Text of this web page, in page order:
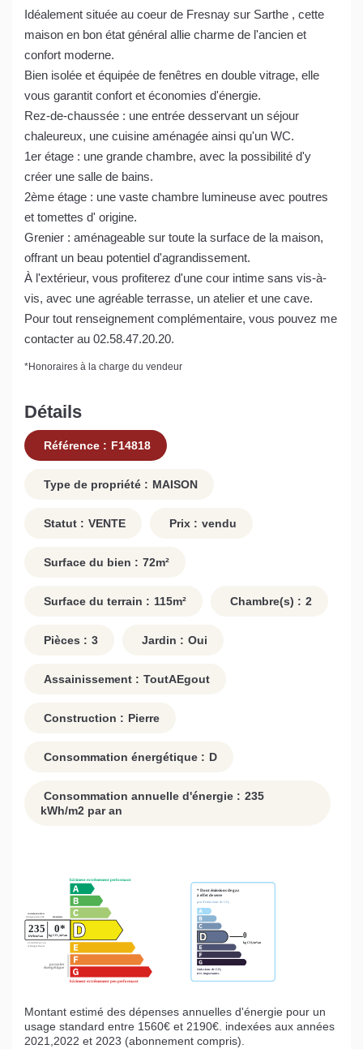
Idéalement située au coeur de Fresnay sur Sarthe , cette
maison en bon état général allie charme de l'ancien et
confort moderne.
Bien isolée et équipée de fenêtres en double vitrage, elle
vous garantit confort et économies d'énergie.
Rez-de-chaussée : une entrée desservant un séjour
chaleureux, une cuisine aménagée ainsi qu'un WC.
1er étage : une grande chambre, avec la possibilité d'y
créer une salle de bains.
2ème étage : une vaste chambre lumineuse avec poutres
et tomettes d' origine.
Grenier : aménageable sur toute la surface de la maison,
offrant un beau potentiel d'agrandissement.
À l'extérieur, vous profiterez d'une cour intime sans vis-à-
vis, avec une agréable terrasse, un atelier et une cave.
Pour tout renseignement complémentaire, vous pouvez me
contacter au 02.58.47.20.20.
*Honoraires à la charge du vendeur
Détails
Référence : F14818
Type de propriété : MAISON
Statut : VENTE Prix : vendu
Surface du bien : 72m²
Surface du terrain : 115m² Chambre(s) : 2
Pièces : 3 Jardin : Oui
Assainissement : ToutAEgout
Construction : Pierre
Consommation énergétique : D
Consommation annuelle d'énergie : 235
kWh/m2 par an
Montant estimé des dépenses annuelles d'énergie pour un
usage standard entre 1560€ et 2190€. indexées aux années
2021,2022 et 2023 (abonnement compris).